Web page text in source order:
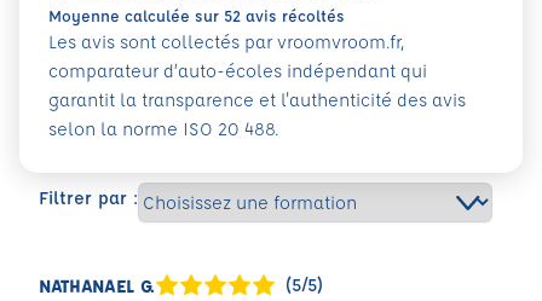
Filtrer par :
NATHANAEL G. (5/5)
Moyenne calculée sur 52 avis récoltés
Les avis sont collectés par vroomvroom.fr,
comparateur d’auto-écoles indépendant qui
garantit la transparence et l'authenticité des avis
selon la norme ISO 20 488.